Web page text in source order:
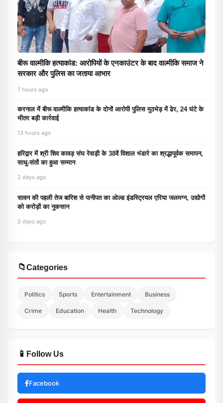
बीरू वाल्मीकि हत्याकांड: आरोपियों के एनकाउंटर के बाद वाल्मीकि समाज ने
सरकार और पुलिस का जताया आभार
7 hours ago
करनाल में बीरू वाल्मीकि हत्याकांड के दोनों आरोपी पुलिस मुठभेड़ में ढेर, 24 घंटे के
भीतर बड़ी कार्रवाई
13 hours ago
हरिद्वार में श्री शिव कावड़ संघ रेवाड़ी के 38वें विशाल भंडारे का श्रद्धापूर्वक समापन,
साधु-संतों का हुआ सम्मान
2 days ago
सावन की पहली तेज बारिश से पानीपत का ओल्ड इंडस्ट्रियल एरिया जलमग्न, उद्योगों
को करोड़ों का नुकसान
2 days ago
📁Categories
Politics Sports Entertainment Business
Crime Education Health Technology
📱 Follow Us
Facebook